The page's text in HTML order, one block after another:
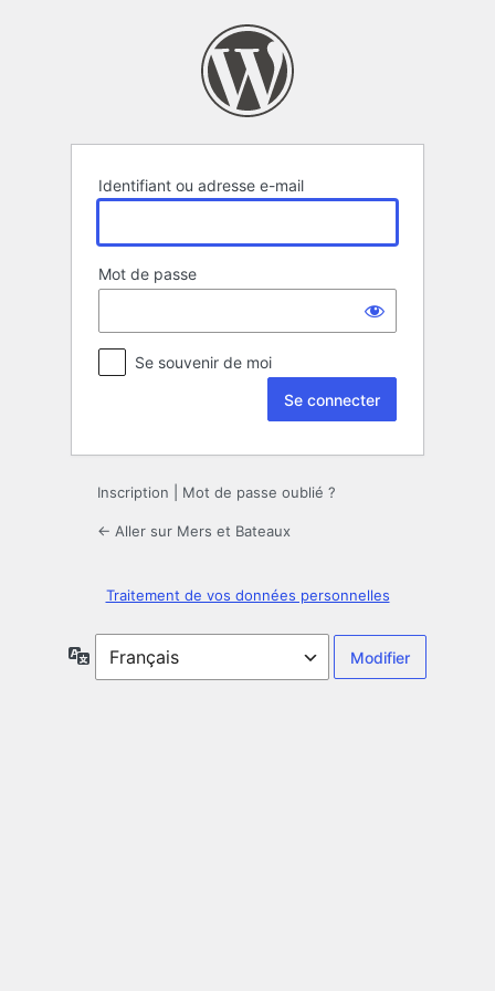
Identifiant ou adresse e-mail
Mot de passe
Se souvenir de moi
Inscription Mot de passe oublié ?
← Aller sur Mers et Bateaux
Traitement de vos données personnelles
Langue